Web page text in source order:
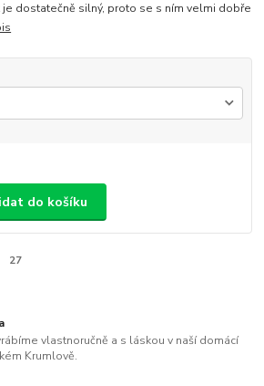
je dostatečně silný, proto se s ním velmi dobře
do košíku
27
vlastnoručně a s láskou v naší domácí
Krumlově.